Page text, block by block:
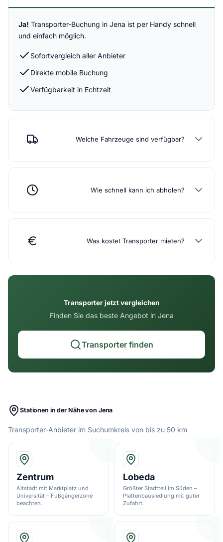
Ja! Transporter-Buchung in Jena ist per Handy schnell
und einfach möglich.
Sofortvergleich aller Anbieter
Direkte mobile Buchung
Verfügbarkeit in Echtzeit
Welche Fahrzeuge sind verfügbar?
Wie schnell kann ich abholen?
Was kostet Transporter mieten?
Transporter jetzt vergleichen
Finden Sie das beste Angebot in Jena
Transporter finden
Stationen in der Nähe von Jena
Transporter-Anbieter im Suchumkreis von bis zu 50 km
Zentrum
Altstadt mit Marktplatz und
Universität – Fußgängerzone
beachten.
Lobeda
Größter Stadtteil im Süden –
Plattenbausiedlung mit guter
Zufahrt.